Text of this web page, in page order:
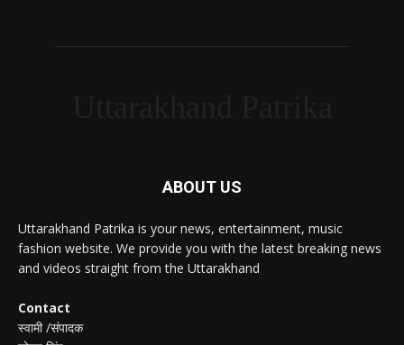
ABOUT US
Uttarakhand Patrika is your news, entertainment, music
fashion website. We provide you with the latest breaking news
and videos straight from the Uttarakhand
Contact
स्वामी /संपादक